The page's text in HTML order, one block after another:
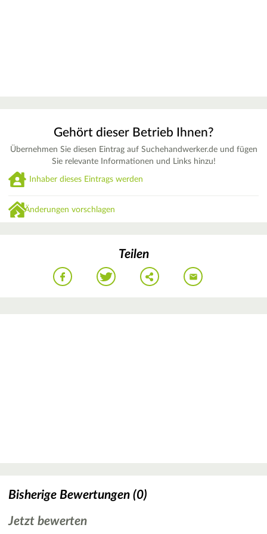
Gehört dieser Betrieb Ihnen?
Übernehmen Sie diesen Eintrag auf Suchehandwerker.de und fügen
Sie relevante Informationen und Links hinzu!
Inhaber dieses Eintrags werden
Änderungen vorschlagen
Teilen
Bisherige Bewertungen (0)
Jetzt bewerten